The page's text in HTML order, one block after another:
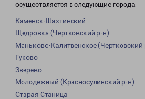
осуществляется в следующие города:
Каменск-Шахтинский
Щедровка (Чертковский р-н)
Маньково-Калитвенское (Чертковский
Гуково
Зверево
Молодежный (Красносулинский р-н)
Старая Станица